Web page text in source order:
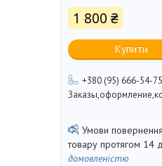
1 800 ₴
Купити
+380 (95) 666-54-75
товару протягом 14
домовленістю